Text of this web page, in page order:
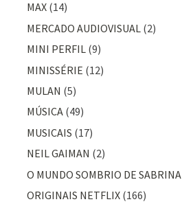
MAX (14)
MERCADO AUDIOVISUAL (2)
MINI PERFIL (9)
MINISSÉRIE (12)
MULAN (5)
MÚSICA (49)
MUSICAIS (17)
NEIL GAIMAN (2)
O MUNDO SOMBRIO DE SABRINA
ORIGINAIS NETFLIX (166)